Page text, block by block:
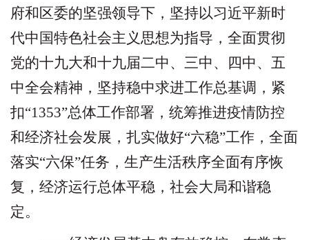
府和区委的坚强领导下，坚持以习近平新时
代中国特色社会主义思想为指导，全面贯彻
党的十九大和十九届二中、三中、四中、五
中全会精神，坚持稳中求进工作总基调，紧
扣“1353”总体工作部署，统筹推进疫情防控
和经济社会发展，扎实做好“六稳”工作，全面
落实“六保”任务，生产生活秩序全面有序恢
复，经济运行总体平稳，社会大局和谐稳
定。